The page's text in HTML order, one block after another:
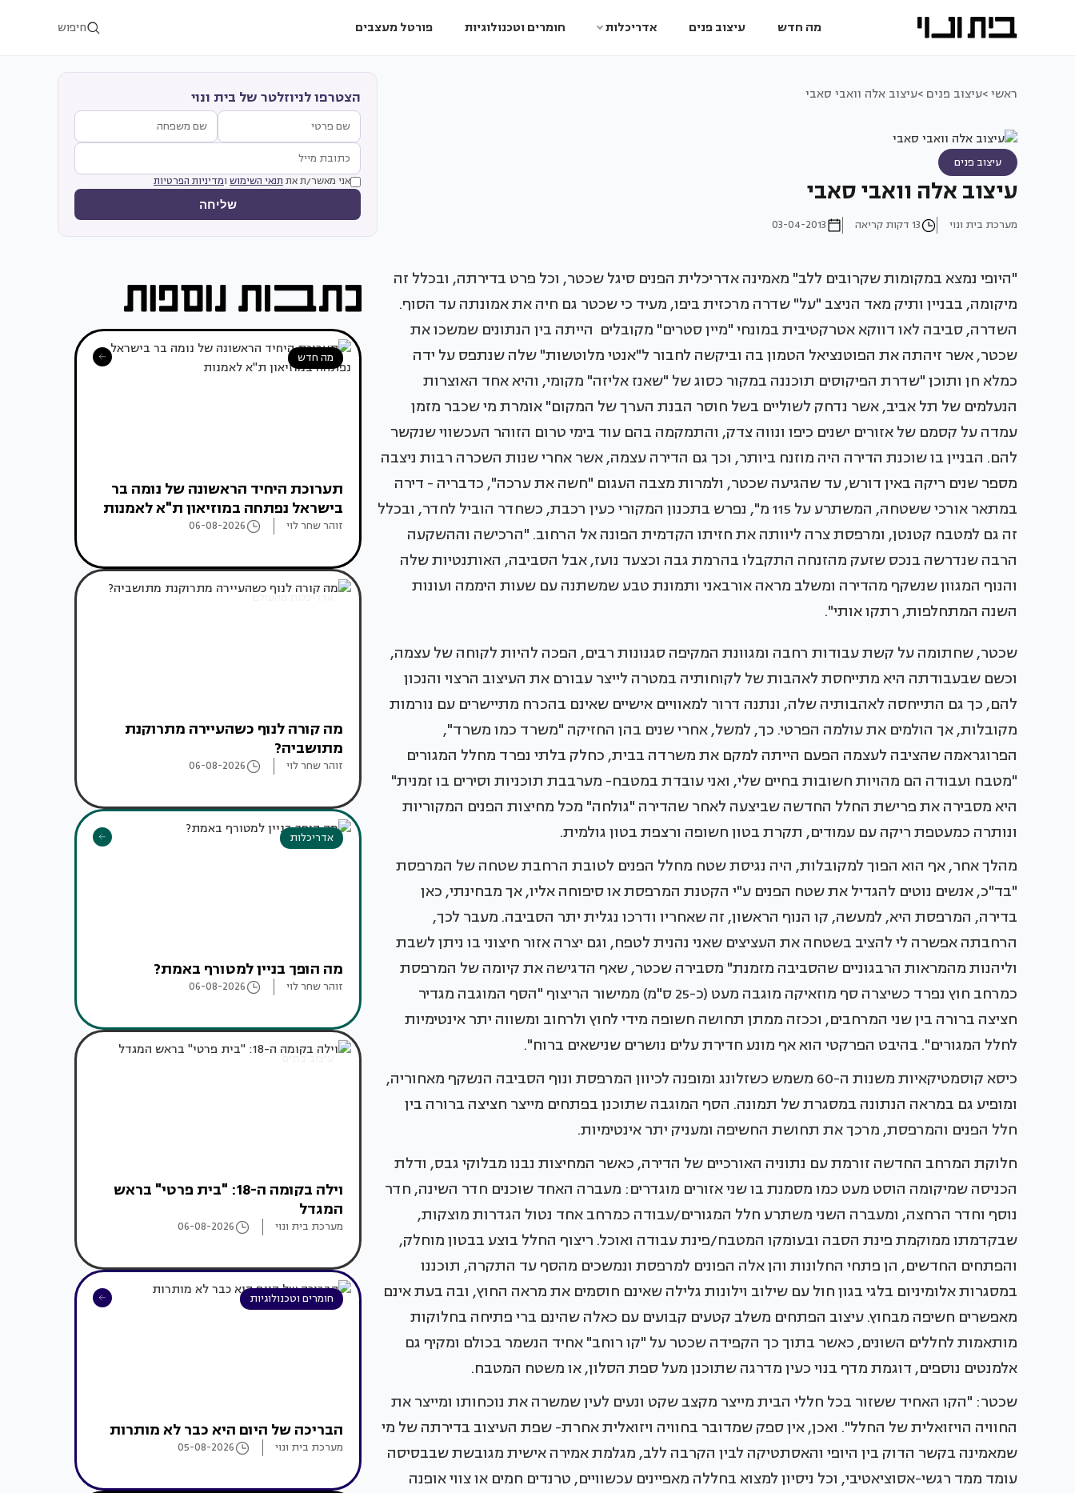
מה חדש עיצוב פנים אדריכלות חומרים וטכנולוגיות פורטל מעצבים חיפוש
ראשי >עיצוב פנים >עיצוב אלה וואבי סאבי
עיצוב פנים
עיצוב אלה וואבי סאבי
מערכת בית ונוי 13 דקות קריאה 03-04-2013
"היופי נמצא במקומות שקרובים ללב" מאמינה אדריכלית הפנים סיגל שכטר, וכל פרט בדירתה, ובכלל זה
מיקומה, בבניין ותיק מאד הניצב "על" שדרה מרכזית ביפו, מעיד כי שכטר גם חיה את אמונתה עד הסוף.
השדרה, סביבה לאו דווקא אטרקטיבית במונחי "מיין סטרים" מקובלים הייתה בין הנתונים שמשכו את
שכטר, אשר זיהתה את הפוטנציאל הטמון בה וביקשה לחבור ל"אנטי מלוטשות" שלה שנתפס על ידה
כמלא חן ותוכן "שדרת הפיקוסים תוכננה במקור כסוג של "שאנז אליזה" מקומי, והיא אחד האוצרות
הנעלמים של תל אביב, אשר נדחק לשוליים בשל חוסר הבנת הערך של המקום" אומרת מי שכבר מזמן
עמדה על קסמם של אזורים ישנים כיפו ונווה צדק, והתמקמה בהם עוד בימי טרום הזוהר העכשווי שנקשר
להם. הבניין בו שוכנת הדירה היה מוזנח ביותר, וכך גם הדירה עצמה, אשר אחרי שנות השכרה רבות ניצבה
מספר שנים ריקה באין דורש, עד שהגיעה שכטר, ולמרות מצבה העגום "חשה את ערכה", כדבריה - דירה
במתאר אורכי ששטחה, המשתרע על 115 מ", נפרש בתכנון המקורי כעין רכבת, כשחדר הוביל לחדר, ובכלל
זה גם למטבח קטנטן, ומרפסת צרה ליוותה את חזיתו הקדמית הפונה אל הרחוב. "הרכישה וההשקעה
הרבה שנדרשה בנכס שזעק מהזנחה התקבלו בהרמת גבה וכצעד נועז, אבל הסביבה, האותנטיות שלה
והנוף המגוון שנשקף מהדירה ומשלב מראה אורבאני ותמונת טבע שמשתנה עם שעות היממה ועונות
השנה המתחלפות, רתקו אותי".
שכטר, שחתומה על קשת עבודות רחבה ומגוונת המקיפה סגנונות רבים, הפכה להיות לקוחה של עצמה,
וכשם שבעבודתה היא מתייחסת לאהבות של לקוחותיה במטרה לייצר עבורם את העיצוב הרצוי והנכון
להם, כך גם התייחסה לאהבותיה שלה, ונתנה דרור למאוויים אישיים שאינם בהכרח מתיישרים עם נורמות
מקובלות, אך הולמים את עולמה הפרטי. כך, למשל, אחרי שנים בהן החזיקה "משרד כמו משרד",
הפרוגראמה שהציבה לעצמה הפעם הייתה למקם את משרדה בבית, כחלק בלתי נפרד מחלל המגורים
"מטבח ועבודה הם מהויות חשובות בחיים שלי, ואני עובדת במטבח- מערבבת תוכניות וסירים בו זמנית"
היא מסבירה את פרישת החלל החדשה שביצעה לאחר שהדירה "גולחה" מכל מחיצות הפנים המקוריות
ונותרה כמעטפת ריקה עם עמודים, תקרת בטון חשופה ורצפת בטון גולמית.
מהלך אחר, אף הוא הפוך למקובלות, היה נגיסת שטח מחלל הפנים לטובת הרחבת שטחה של המרפסת
"בד"כ, אנשים נוטים להגדיל את שטח הפנים ע"י הקטנת המרפסת או סיפוחה אליו, אך מבחינתי, כאן
בדירה, המרפסת היא, למעשה, קו הנוף הראשון, זה שאחריו ודרכו נגלית יתר הסביבה. מעבר לכך,
הרחבתה אפשרה לי להציב בשטחה את העציצים שאני נהנית לטפח, וגם יצרה אזור חיצוני בו ניתן לשבת
וליהנות מהמראות הרבגוניים שהסביבה מזמנת" מסבירה שכטר, שאף הדגישה את קיומה של המרפסת
כמרחב חוץ נפרד כשיצרה סף מוזאיקה מוגבה מעט (כ-25 ס"מ) ממישור הריצוף "הסף המוגבה מגדיר
חציצה ברורה בין שני המרחבים, וככזה ממתן תחושה חשופה מידי לחוץ ולרחוב ומשווה יתר אינטימיות
לחלל המגורים". בהיבט הפרקטי הוא אף מונע חדירת עלים נושרים שנישאים ברוח".
כיסא קוסמטיקאיות משנות ה-60 משמש כשזלונג ומופנה לכיוון המרפסת ונוף הסביבה הנשקף מאחוריה,
ומופיע גם במראה הנתונה במסגרת של תמונה. הסף המוגבה שתוכנן בפתחים מייצר חציצה ברורה בין
חלל הפנים והמרפסת, מרכך את תחושת החשיפה ומעניק יתר אינטימיות.
חלוקת המרחב החדשה זורמת עם נתוניה האורכיים של הדירה, כאשר המחיצות נבנו מבלוקי גבס, ודלת
הכניסה שמיקומה הוסט מעט כמו מסמנת בו שני אזורים מוגדרים: מעברה האחד שוכנים חדר השינה, חדר
נוסף וחדר הרחצה, ומעברה השני משתרע חלל המגורים/עבודה כמרחב אחד נטול הגדרות מוצקות,
שבקדמתו ממוקמת פינת הסבה ובעומקו המטבח/פינת עבודה ואוכל. ריצוף החלל בוצע בבטון מוחלק,
והפתחים החדשים, הן פתחי החלונות והן אלה הפונים למרפסת ונמשכים מהסף עד התקרה, תוכננו
במסגרות אלומיניום בלגי בגון חול עם שילוב וילונות גלילה שאינם חוסמים את מראה החוץ, ובה בעת אינם
מאפשרים חשיפה מבחוץ. עיצוב הפתחים משלב קטעים קבועים עם כאלה שהינם ברי פתיחה בחלוקות
מותאמות לחללים השונים, כאשר בתוך כך הקפידה שכטר על "קו רוחב" אחיד הנשמר בכולם ומקיף גם
אלמנטים נוספים, דוגמת מדף בנוי כעין מדרגה שתוכנן מעל ספת הסלון, או משטח המטבח.
שכטר: "הקו האחיד ששזור בכל חללי הבית מייצר מקצב שקט ונעים לעין שמשרה את נוכחותו ומייצר את
החוויה הויזואלית של החלל". ואכן, אין ספק שמדובר בחוויה ויזואלית אחרת- שפת העיצוב בדירתה של מי
שמאמינה בקשר הדוק בין היופי והאסתטיקה לבין הקרבה ללב, מגלמת אמירה אישית מגובשת שבבסיסה
עומד ממד רגשי-אסוציאטיבי, וכל ניסיון למצוא בחללה מאפיינים עכשוויים, טרנדים חמים או צווי אופנה
הצטרפו לניוזלטר של בית ונוי
אני מאשר/ת את תנאי השימוש ומדיניות הפרטיות
שליחה
מה חדש
תערוכת היחיד הראשונה של נומה בר
בישראל נפתחה במוזיאון ת"א לאמנות
זוהר שחר לוי 06-08-2026
אדריכלות מהעולם
מה קורה לנוף כשהעיירה מתרוקנת
מתושביה?
זוהר שחר לוי 06-08-2026
אדריכלות
מה הופך בניין למטורף באמת?
זוהר שחר לוי 06-08-2026
עיצוב בתים
וילה בקומה ה-18: "בית פרטי" בראש
המגדל
מערכת בית ונוי 06-08-2026
חומרים וטכנולוגיות
הבריכה של היום היא כבר לא מותרות
מערכת בית ונוי 05-08-2026